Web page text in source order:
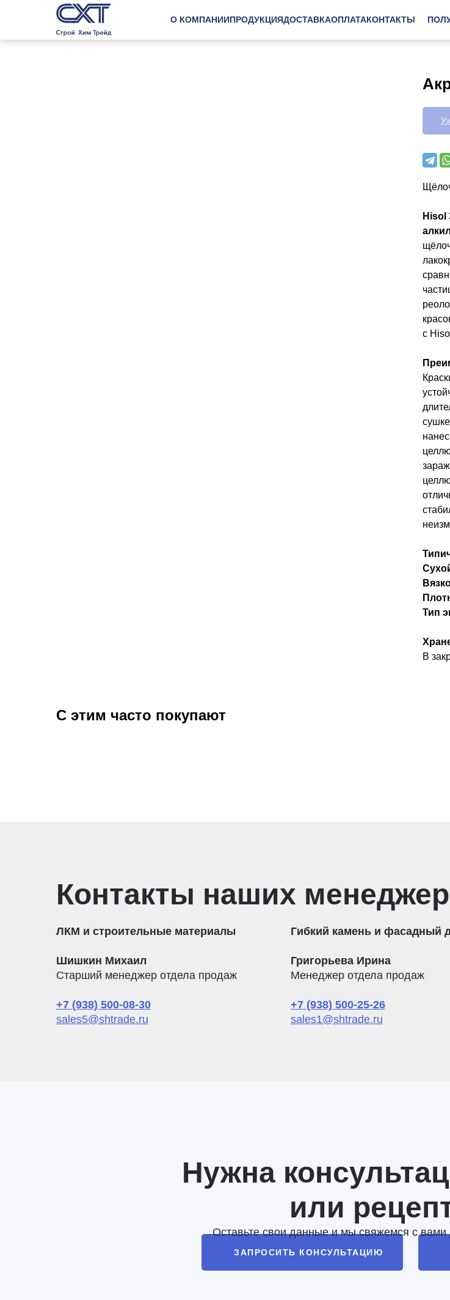
О КОМПАНИИПРОДУКЦИЯДОСТАВКАОПЛАТАКОНТАКТЫ
Hisol
с
Тип
В
С этим часто покупают
Контакты наших
ЛКМ и строительные материалы
Шишкин Михаил
Старший менеджер отдела продаж
+7 (938) 500-08-30
sales5@shtrade.ru
Гибкий камень и фасадный
Григорьева Ирина
Менеджер отдела продаж
+7 (938) 500-25-26
sales1@shtrade.ru
ЗАПРОСИТЬ КОНСУЛЬТАЦИЮ
Нужна
или
Оставьте свои данные и мы свяжемся с